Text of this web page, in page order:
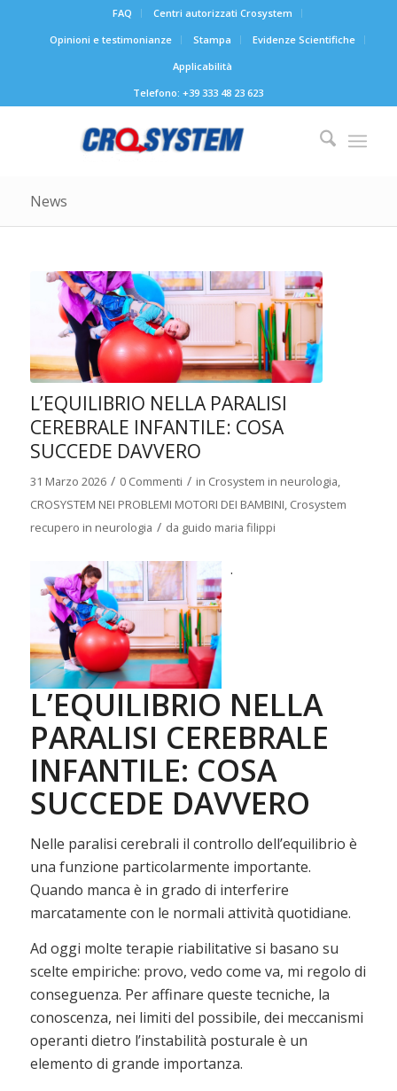
FAQ
Centri autorizzati Crosystem
Opinioni e testimonianze
Stampa
Evidenze Scientifiche
Applicabilità
Telefono: +39 333 48 23 623
News
L’EQUILIBRIO NELLA PARALISI
CEREBRALE INFANTILE: COSA
SUCCEDE DAVVERO
31 Marzo 2026 / 0 Commenti / in Crosystem in neurologia,
CROSYSTEM NEI PROBLEMI MOTORI DEI BAMBINI, Crosystem
recupero in neurologia / da guido maria filippi
.
L’EQUILIBRIO NELLA
PARALISI CEREBRALE
INFANTILE: COSA
SUCCEDE DAVVERO
Nelle paralisi cerebrali il controllo dell’equilibrio è
una funzione particolarmente importante.
Quando manca è in grado di interferire
marcatamente con le normali attività quotidiane.
Ad oggi molte terapie riabilitative si basano su
scelte empiriche: provo, vedo come va, mi regolo di
conseguenza. Per affinare queste tecniche, la
conoscenza, nei limiti del possibile, dei meccanismi
operanti dietro l’instabilità posturale è un
elemento di grande importanza.